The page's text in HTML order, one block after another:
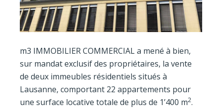
m3 IMMOBILIER COMMERCIAL a mené à bien,
sur mandat exclusif des propriétaires, la vente
de deux immeubles résidentiels situés à
Lausanne, comportant 22 appartements pour
une surface locative totale de plus de 1’400 m2.